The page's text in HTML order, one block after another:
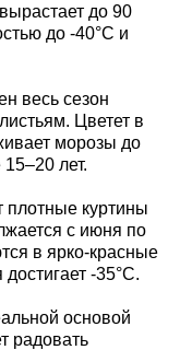
до 90
до -40°C и
весь сезон
Цветет в
морозы до
лет.
плотные куртины
с июня по
в ярко-красные
-35°C.
основой
радовать